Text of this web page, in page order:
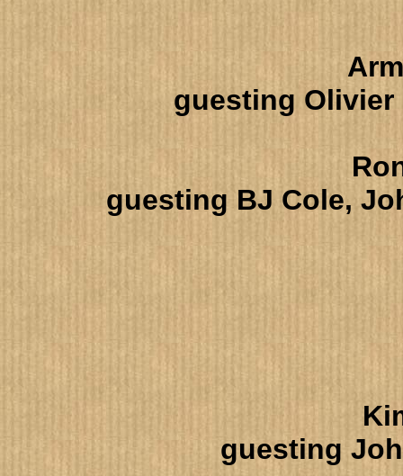
guesting Olivier
guesting BJ Cole,
guesting